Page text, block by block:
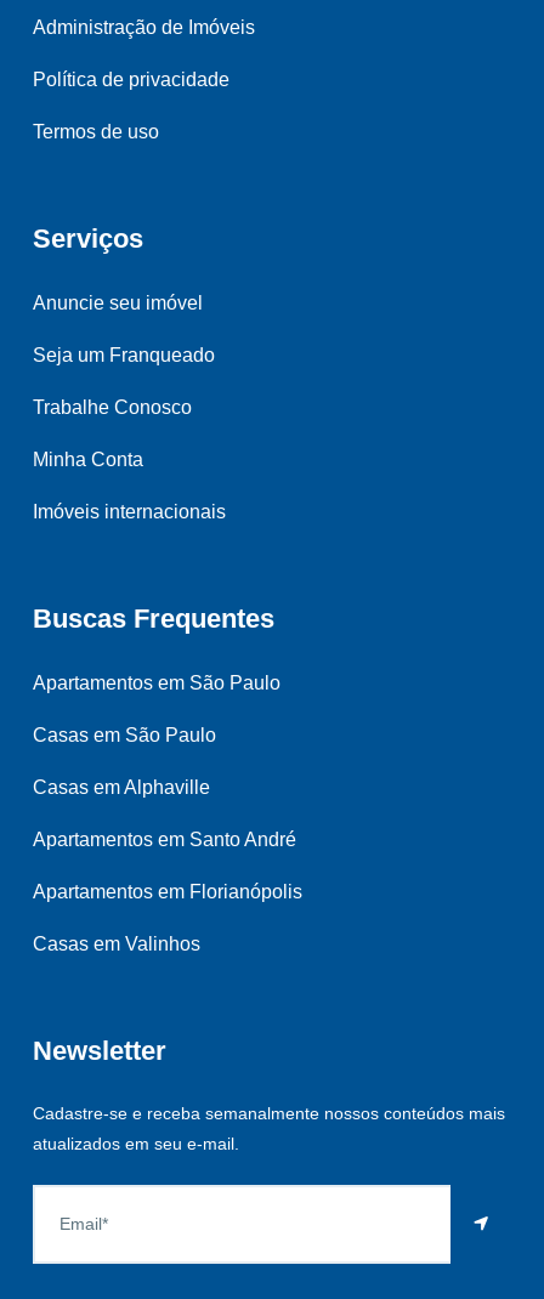
Administração de Imóveis
Política de privacidade
Termos de uso
Serviços
Anuncie seu imóvel
Seja um Franqueado
Trabalhe Conosco
Minha Conta
Imóveis internacionais
Buscas Frequentes
Apartamentos em São Paulo
Casas em São Paulo
Casas em Alphaville
Apartamentos em Santo André
Apartamentos em Florianópolis
Casas em Valinhos
Newsletter
Cadastre-se e receba semanalmente nossos conteúdos mais
atualizados em seu e-mail.